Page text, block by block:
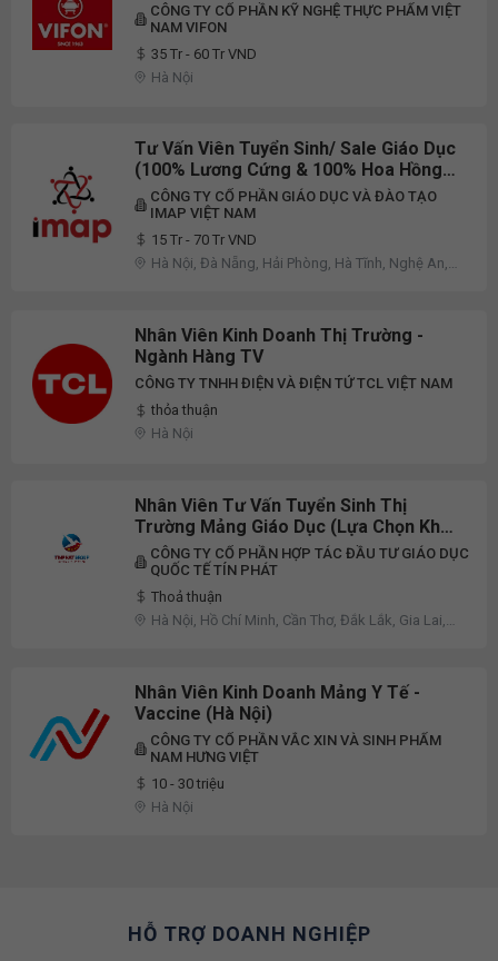
CÔNG TY CỔ PHẦN KỸ NGHỆ THỰC PHẨM VIỆT
NAM VIFON
35 Tr - 60 Tr VND
Hà Nội
Tư Vấn Viên Tuyển Sinh/ Sale Giáo Dục
(100% Lương Cứng & 100% Hoa Hồng
Thử Việc, Chế Độ Mới Cực Tốt, Thu
Nhập Hấp Dẫn Thị Trường 18-70
Triệu/Tháng) - Hà Nội/Hải Phòng/Vinh/
Đà Nẵng/ Hà Tĩnh/Nghệ An. H
CÔNG TY CỔ PHẦN GIÁO DỤC VÀ ĐÀO TẠO
IMAP VIỆT NAM
15 Tr - 70 Tr VND
Hà Nội, Đà Nẵng, Hải Phòng, Hà Tĩnh, Nghệ An,
Nhân Viên Kinh Doanh Thị Trường -
Ngành Hàng TV
CÔNG TY TNHH ĐIỆN VÀ ĐIỆN TỬ TCL VIỆT NAM
thỏa thuận
Hà Nội
Nhân Viên Tư Vấn Tuyển Sinh Thị
Trường Mảng Giáo Dục (Lựa Chọn Khu
Vực Làm Việc, Mảng Giáo Dục)
CÔNG TY CỔ PHẦN HỢP TÁC ĐẦU TƯ GIÁO DỤC
QUỐC TẾ TÍN PHÁT
Thoả thuận
Hà Nội, Hồ Chí Minh, Cần Thơ, Đắk Lắk, Gia Lai,
Nhân Viên Kinh Doanh Mảng Y Tế -
Vaccine (Hà Nội)
CÔNG TY CỔ PHẦN VẮC XIN VÀ SINH PHẨM
NAM HƯNG VIỆT
10 - 30 triệu
Hà Nội
HỖ TRỢ DOANH NGHIỆP